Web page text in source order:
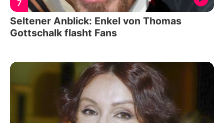
7
Seltener Anblick: Enkel von Thomas
Gottschalk flasht Fans